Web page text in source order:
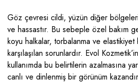
Göz çevresi cildi, yüzün diğer
ve hassastır. Bu sebeple özel bakım
koyu halkalar, torbalanma ve elastikiyet
karşılaşılan sorunlardır. Evol
kullanımda bu belirtilerin azalmasına
canlı ve dinlenmiş bir görünüm